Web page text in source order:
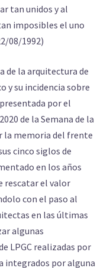
tan unidos y al
imposibles el uno
08/1992)
de la arquitectura de
y su incidencia sobre
por el
de la Semana de la
la memoria del frente
cinco siglos de
en los años
rescatar el valor
con el paso al
en las últimas
algunas
LPGC realizadas por
integrados por alguna